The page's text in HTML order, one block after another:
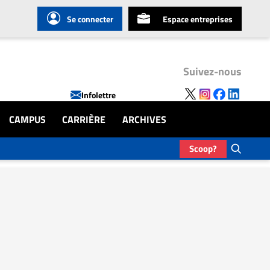
Se connecter Espace entreprises
Infolettre
Suivez-nous
CAMPUS CARRIÈRE ARCHIVES
Scoop?